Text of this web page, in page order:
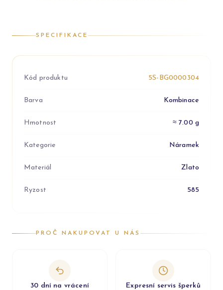
SPECIFIKACE
Kód produktu 5S-BG0000304
Barva Kombinace
Hmotnost ≈ 7.00 g
Kategorie Náramek
Materiál Zlato
Ryzost 585
PROČ NAKUPOVAT U NÁS
30 dní na vrácení
Expresní servis šperků